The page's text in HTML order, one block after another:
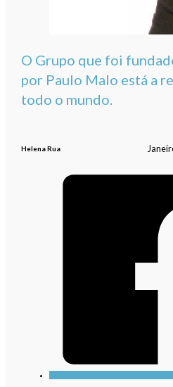
O Grupo que foi
por Paulo Malo está a
todo o mundo.
Helena Rua